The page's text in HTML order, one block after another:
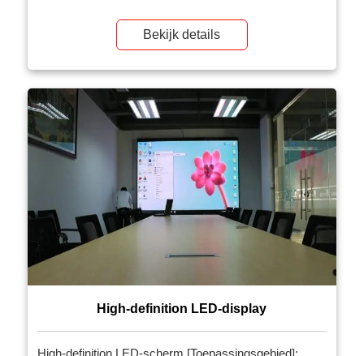
ultralichte, high-definition LED-producten met een
kleine pitch, onderhoud aan de voorkant, hoge
kleurengamma, naadloos splicingscherm 2. Het
modulaire ontwerp van de unit, de […]
Bekijk details
High-definition LED-display